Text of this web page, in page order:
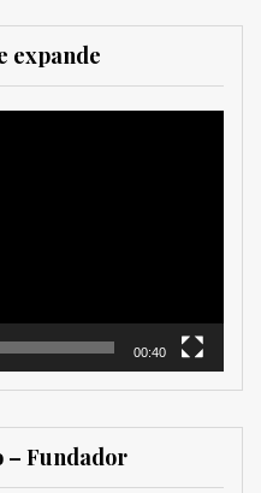
expande
00:40
Fundador